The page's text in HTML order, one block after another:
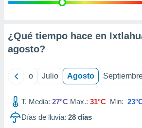
e
mediante
publicidad
de
¿Qué tiempo hace en
agosto?
Junio Julio Agosto
T. Media: 27°C Max.: 31°C Min:
Días de lluvia: 28 días